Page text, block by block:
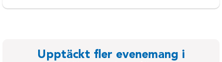
Upptäckt fler evenemang i